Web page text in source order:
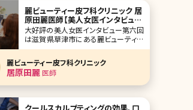
麗ビューティー皮フ科クリニック 居
原田麗医師【美人女医インタビュー
第六回】
大好評の美人女医インタビュー第六回
は滋賀県草津市にある麗ビューティー
皮フ科クリニックの居原田麗院長です。
美容皮膚科メインですが、美容外科の
メニューも充実していて、アットホーム
なクリニックを目指しています。県外か
らも多数患者さんが来ていて、多くの頻
麗ビューティー皮フ科クリニック
居原田麗医師